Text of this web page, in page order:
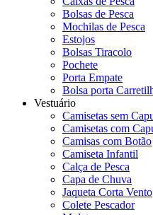
Bolsas de Pesca
Mochilas de Pesca
Estojos
Bolsas Tiracolo
Pochete
Porta Empate
Bolsa porta
Vestuário
Camisetas sem
Camisetas com
Camisas com Botão
Camiseta Infantil
Calça de Pesca
Capa de Chuva
Jaqueta Corta Vento
Colete Pescador